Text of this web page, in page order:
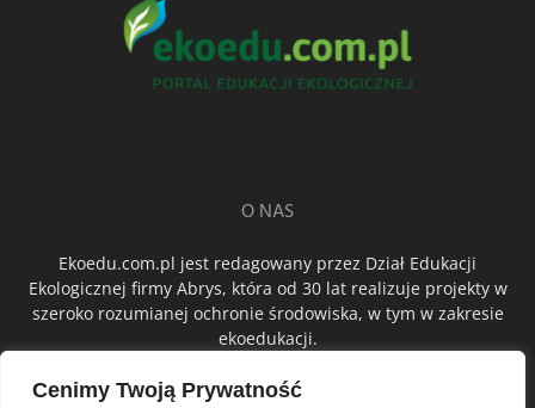
Cenimy Twoją Prywatność
O NAS
Ekoedu.com.pl jest redagowany przez Dział Edukacji
Ekologicznej firmy Abrys, która od 30 lat realizuje projekty w
szeroko rozumianej ochronie środowiska, w tym w zakresie
ekoedukacji.